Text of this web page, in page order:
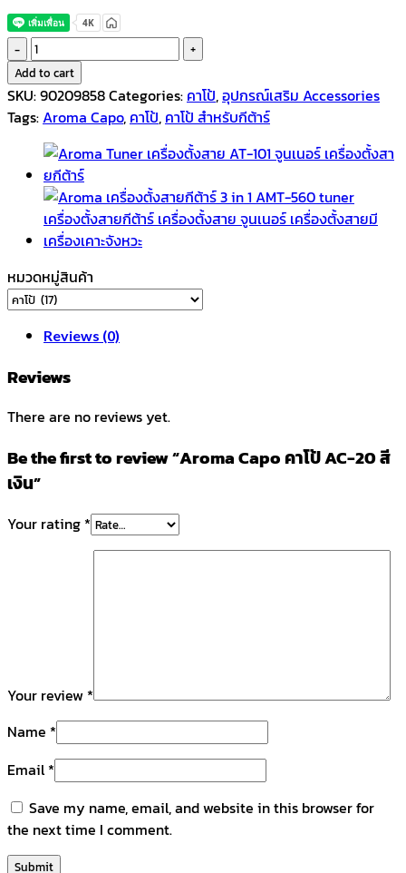
Aroma
Capo
คา
โป้
20
สี
เงิน
quantity
Add to cart
SKU:90209858Categories: คาโป้,อุปกรณ์เสริม Accessories
Tags:Aroma Capo, คาโป้, คาโป้ สำหรับกีต้าร์
หมวดหมู่สินค้า
Reviews (0)
Reviews
There are no reviews yet.
Be the first to review “Aroma Capo คาโป้ AC-20 สี
เงิน”
Your rating *
Your review *
Name *
Email*
Save my name, email, and website in this browser for
the next time I comment.